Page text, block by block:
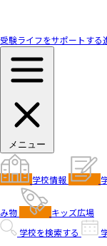
受験ライフをサポートする
メニュー
学校情報
み物
キッズ広場
学校を検索する